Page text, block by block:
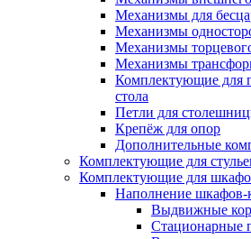
Механизмы для
Механизмы
Механизмы
Механизмы
Комплектующие для
стола
Петли для
Крепёж для опор
Дополнительные
Комплектующие для
Комплектующие для
Наполнение шкафов-
Выдвижные
Стационарные